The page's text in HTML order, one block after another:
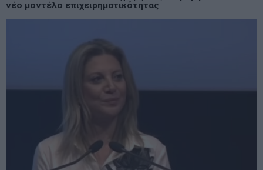
νέο μοντέλο επιχειρηματικότητας